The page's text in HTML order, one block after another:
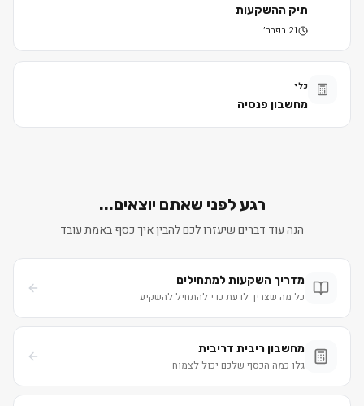
תיק ההשקעות
21 בפבר׳
כלי
מחשבון פנסיה
רגע לפני שאתם יוצאים...
הנה עוד דברים שיעזרו לכם להבין איך כסף באמת עובד
מדריך השקעות למתחילים
כל מה שצריך לדעת כדי להתחיל להשקיע
מחשבון ריבית דריבית
גלו כמה הכסף שלכם יכול לצמוח